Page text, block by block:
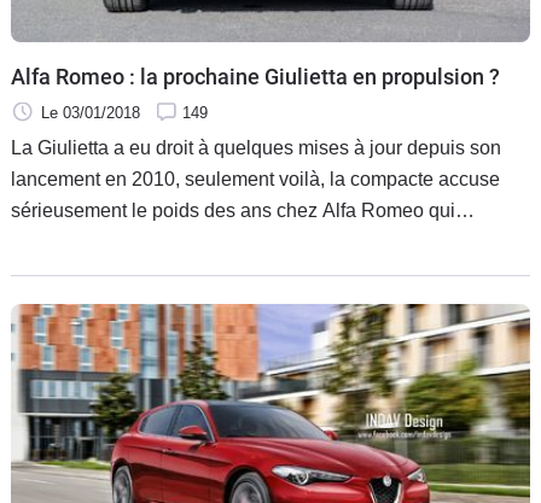
Forum
Moto
Marques
Alfa Romeo : la prochaine Giulietta en propulsion ?
Le 03/01/2018 149
La Giulietta a eu droit à quelques mises à jour depuis son
lancement en 2010, seulement voilà, la compacte accuse
sérieusement le poids des ans chez Alfa Romeo qui
semble d'ailleurs indiquer qu'elle envisagerait de reprendre
la plateforme de la Giulia. Ce qui indiquerait que la
prochaine Giulietta serait une propulsion.